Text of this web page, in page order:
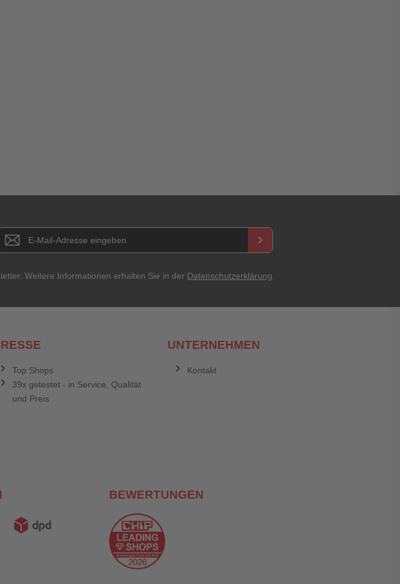
Bewertung abschicken
E-Mail Adresse keyboard_arrow_right
Weitere Informationen erhalten Sie in der Datenschutzerklärung
Top Shops
39x getestet - in Service, Qualität
und Preis
UNTERNEHMEN
Kontakt
BEWERTUNGEN